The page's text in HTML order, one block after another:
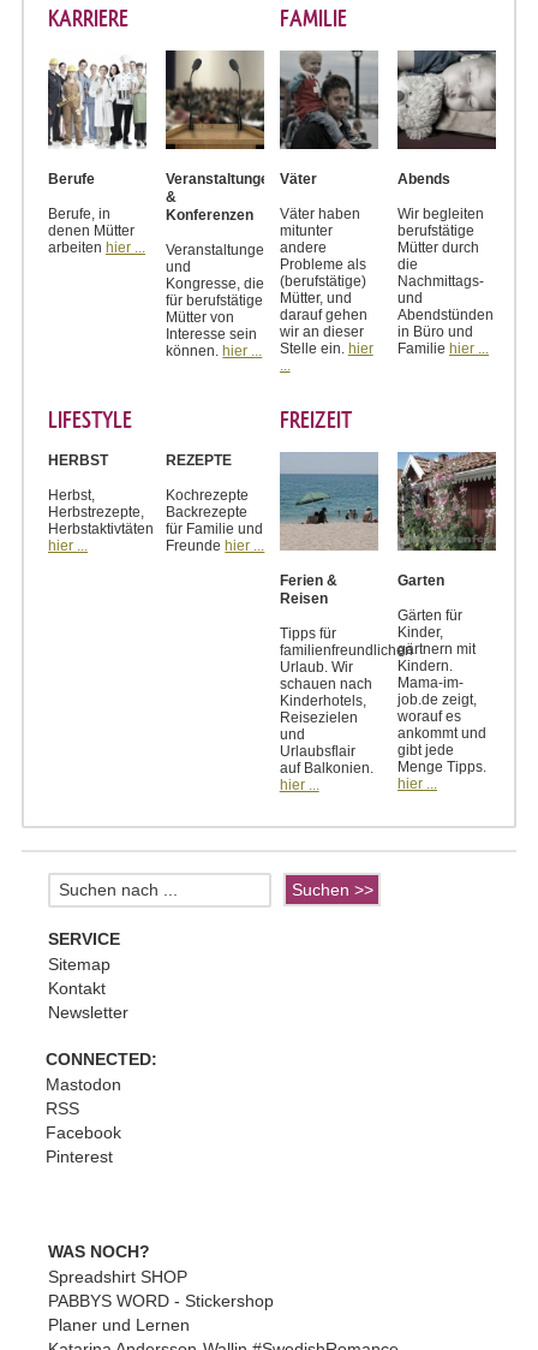
KARRIERE
Berufe
Berufe, in
denen Mütter
arbeiten hier ...
Veranstaltungen
&
Konferenzen
Veranstaltungen
und
Kongresse, die
für berufstätige
Mütter von
Interesse sein
können. hier ...
FAMILIE
Väter
Väter haben
mitunter
andere
Probleme als
(berufstätige)
Mütter, und
darauf gehen
wir an dieser
Stelle ein. hier
...
Abends
Wir begleiten
berufstätige
Mütter durch
die
Nachmittags-
und
Abendstünden
in Büro und
Familie hier ...
LIFESTYLE
HERBST
Herbst,
Herbstrezepte,
Herbstaktivtäten
hier ...
REZEPTE
Kochrezepte
Backrezepte
für Familie und
Freunde hier ...
FREIZEIT
Ferien &
Reisen
Tipps für
familienfreundlichen
Urlaub. Wir
schauen nach
Kinderhotels,
Reisezielen
und
Urlaubsflair
auf Balkonien.
hier ...
Garten
Gärten für
Kinder,
gärtnern mit
Kindern.
Mama-im-
job.de zeigt,
worauf es
ankommt und
gibt jede
Menge Tipps.
hier ...
SERVICE
Sitemap
Kontakt
Newsletter
CONNECTED:
Mastodon
RSS
Facebook
Pinterest
WAS NOCH?
Spreadshirt SHOP
PABBYS WORD - Stickershop
Planer und Lernen